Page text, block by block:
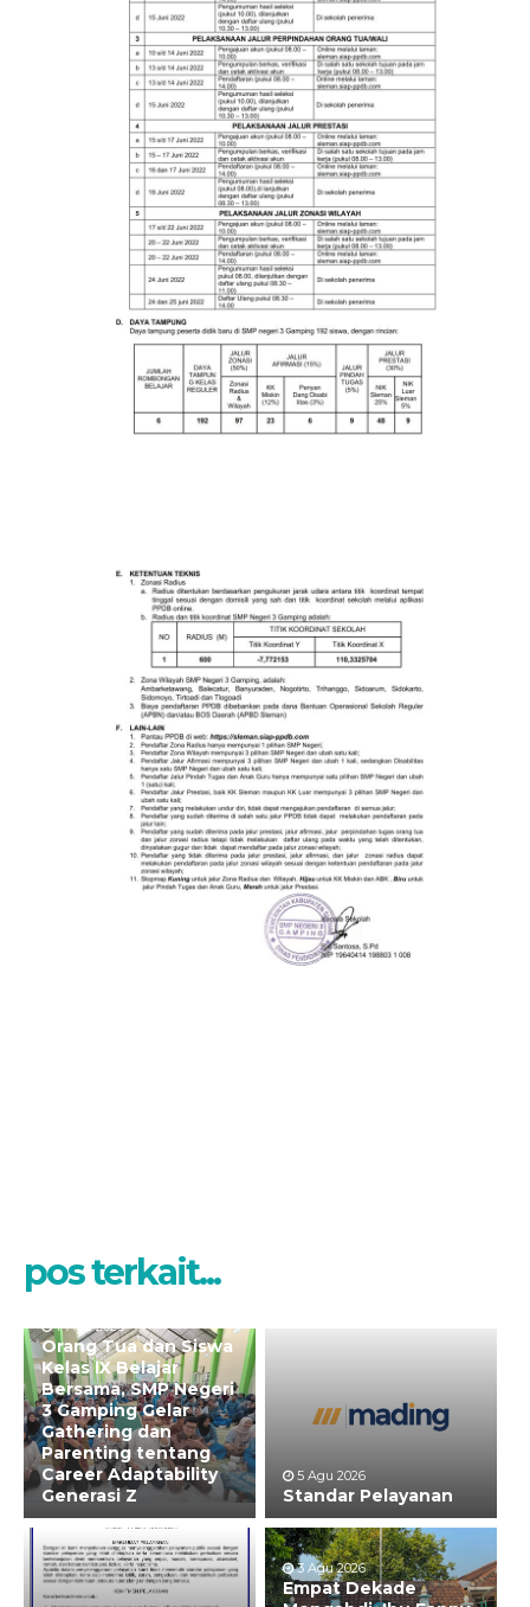
pos terkait...
7 Agu 2026
Orang Tua dan Siswa
Kelas IX Belajar
Bersama, SMP Negeri
3 Gamping Gelar
Gathering dan
Parenting tentang
Career Adaptability
Generasi Z
5 Agu 2026
Standar Pelayanan
3 Agu 2026
Empat Dekade